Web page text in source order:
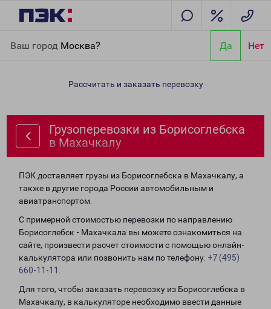
Ваш город Москва? Да Нет
Махачкалу
Рассчитать и заказать перевозку
Грузоперевозки из Борисоглебска
в Махачкалу
ПЭК доставляет грузы из Борисоглебска в Махачкалу, а
также в другие города России автомобильным и
авиатранспортом.
С примерной стоимостью перевозки по направлению
Борисоглебск - Махачкала вы можете ознакомиться на
сайте, произвести расчет стоимости с помощью онлайн-
калькулятора или позвонить нам по телефону: +7 (495)
660-11-11
Для того, чтобы заказать перевозку из Борисоглебска в
Махачкалу, в калькуляторе необходимо ввести данные